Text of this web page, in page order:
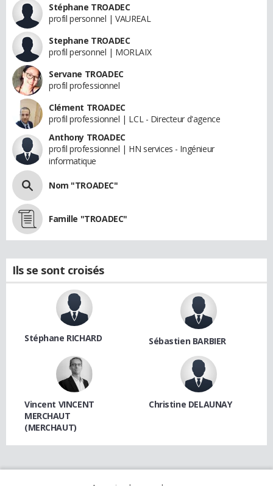
Stéphane TROADEC
profil personnel | VAUREAL
Stephane TROADEC
profil personnel | MORLAIX
Servane TROADEC
profil professionnel
Clément TROADEC
profil professionnel | LCL - Directeur d'agence
Anthony TROADEC
profil professionnel | HN services - Ingénieur
informatique
Nom "TROADEC"
Famille "TROADEC"
Ils se sont croisés
Stéphane RICHARD Sébastien BARBIER
Vincent VINCENT
MERCHAUT
(MERCHAUT)
Christine DELAUNAY